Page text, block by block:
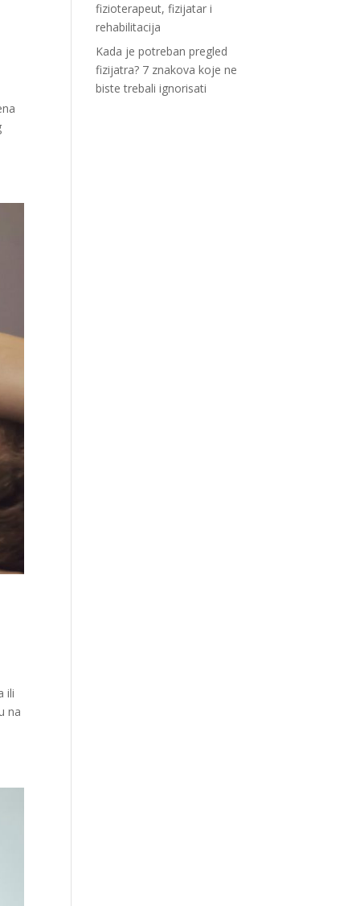
ili
na
fizioterapeut, fizijatar i
rehabilitacija
Kada je potreban pregled
fizijatra? 7 znakova koje ne
biste trebali ignorisati